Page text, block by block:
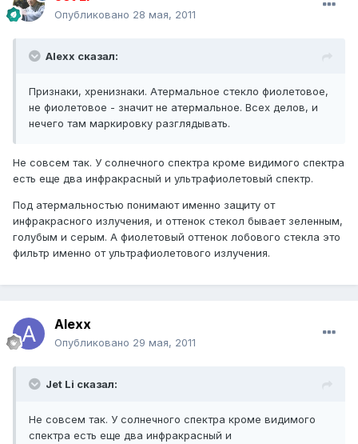
Опубликовано 28 мая, 2011
Alexx сказал:
Признаки, хренизнаки. Атермальное стекло фиолетовое,
не фиолетовое - значит не атермальное. Всех делов, и
нечего там маркировку разглядывать.
Не совсем так. У солнечного спектра кроме видимого спектра
есть еще два инфракрасный и ультрафиолетовый спектр.
Под атермальностью понимают именно защиту от
инфракрасного излучения, и оттенок стекол бывает зеленным,
голубым и серым. А фиолетовый оттенок лобового стекла это
фильтр именно от ультрафиолетового излучения.
Alexx
Опубликовано 29 мая, 2011
Jet Li сказал:
Не совсем так. У солнечного спектра кроме видимого
спектра есть еще два инфракрасный и